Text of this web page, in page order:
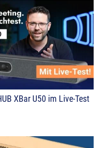
XBar U50 im Live-Test